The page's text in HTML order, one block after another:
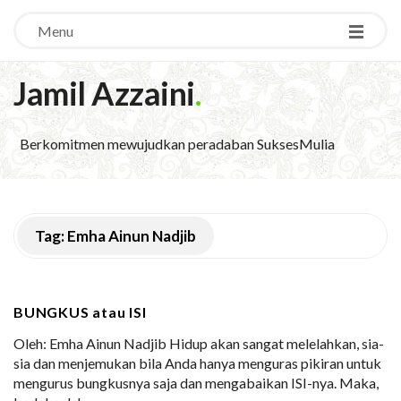
Menu
Jamil Azzaini.
Berkomitmen mewujudkan peradaban SuksesMulia
Tag:Emha Ainun Nadjib
BUNGKUS atau ISI
Oleh: Emha Ainun Nadjib Hidup akan sangat melelahkan, sia-
sia dan menjemukan bila Anda hanya menguras pikiran untuk
mengurus bungkusnya saja dan mengabaikan ISI-nya. Maka,